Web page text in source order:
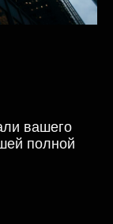
вашего
полной